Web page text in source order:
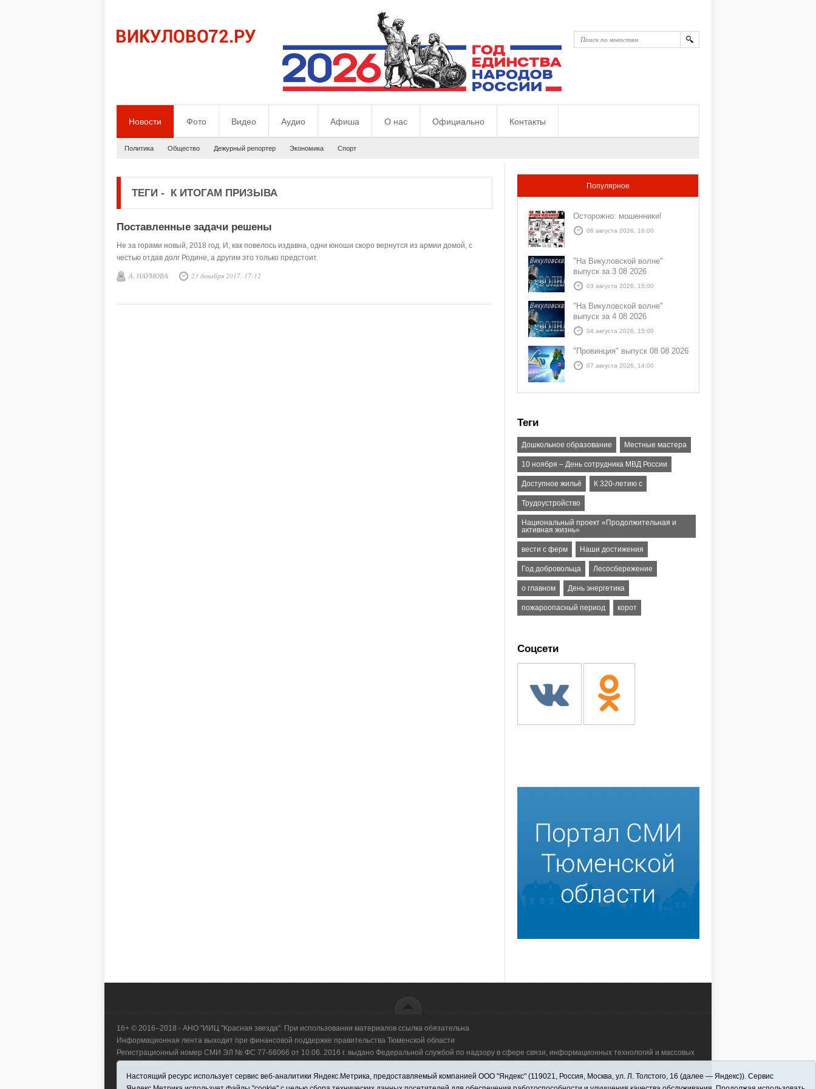
Новости Фото Видео Аудио Афиша О нас Официально Контакты
Политика Общество Дежурный репортер Экономика Спорт
ТЕГИ - К ИТОГАМ ПРИЗЫВА
Поставленные задачи решены
Не за горами новый, 2018 год. И, как повелось издавна, одни юноши скоро вернутся из армии домой, с
честью отдав долг Родине, а другим это только предстоит.
А. НАУМОВА 23 декабря 2017, 17:12
Популярное
Осторожно: мошенники!
06 августа 2026, 16:00
"На Викуловской волне"
выпуск за 3 08 2026
03 августа 2026, 15:00
"На Викуловской волне"
выпуск за 4 08 2026
04 августа 2026, 15:00
"Провинция" выпуск 08 08 2026
07 августа 2026, 14:00
Теги
Дошкольное образование Местные мастера
10 ноября – День сотрудника МВД России
Доступное жильё К 320-летию с
Трудоустройство
Национальный проект «Продолжительная и
активная жизнь»
вести с ферм Наши достижения
Год добровольца Лесосбережение
о главном День энергетика
пожароопасный период корот
Соцсети
16+ © 2016–2018 - АНО "ИИЦ "Красная звезда". При использовании материалов ссылка обязательна
Информационная лента выходит при финансовой поддержке правительства Тюменской области
Регистрационный номер СМИ ЭЛ № ФС 77-66066 от 10.06. 2016 г. выдано Федеральной службой по надзору в сфере связи, информационных технологий и массовых
коммуникаций.
Учредитель (соучредители) Автономная некоммерческая организация "Информационно-издательский центр "Красная звезда"" (627570, Тюменская обл., Викуловский
Настоящий ресурс использует сервис веб-аналитики Яндекс.Метрика, предоставляемый компанией ООО "Яндекс" (119021, Россия, Москва, ул. Л. Толстого, 16 (далее — Яндекс)). Сервис